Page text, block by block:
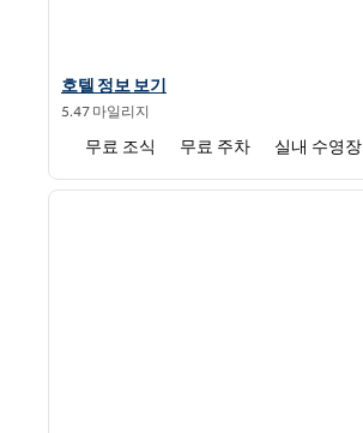
햄튼 인 밀포드의 호텔 정보 보기
호텔 정보 보기
5.47 마일리지
무료 조식 무료 주차 실내 수영장
1/12